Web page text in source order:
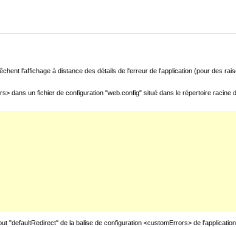
l'affichage à distance des détails de l'erreur de l'application (pour des
un fichier de configuration "web.config" situé dans le répertoire racine
de la balise de configuration <customErrors> de